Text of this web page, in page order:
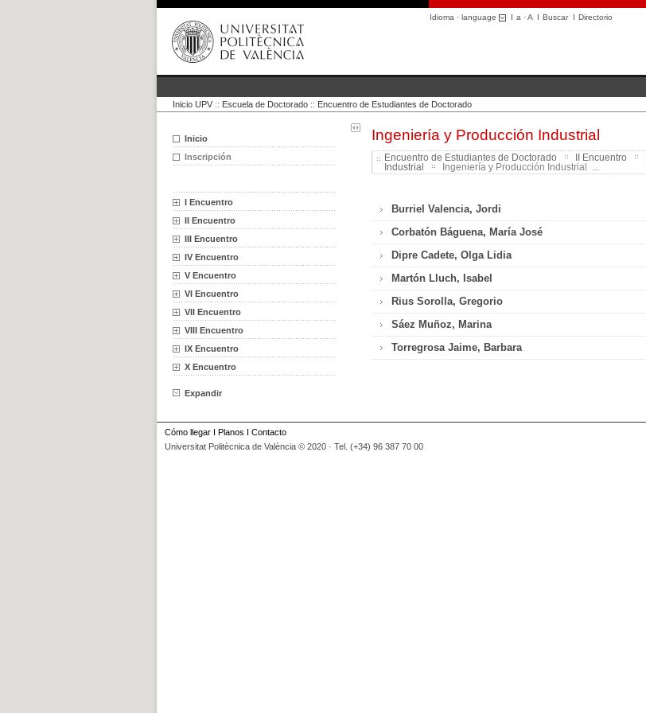
Idioma · language I a ·A I BuscarI Directorio
Inicio UPV :: Escuela de Doctorado :: Encuentro de Estudiantes de Doctorado
Inicio
Inscripción
I Encuentro
II Encuentro
III Encuentro
IV Encuentro
V Encuentro
VI Encuentro
VII Encuentro
VIII Encuentro
IX Encuentro
X Encuentro
Expandir
Ingeniería y Producción Industrial
Encuentro de Estudiantes de Doctorado II Encuentro
Industrial
Ingeniería y Producción Industrial ...
Burriel Valencia, Jordi
Corbatón Báguena, María José
Dipre Cadete, Olga Lidia
Martón Lluch, Isabel
Rius Sorolla, Gregorio
Sáez Muñoz, Marina
Torregrosa Jaime, Barbara
Cómo llegar I Planos I Contacto
Universitat Politècnica de València © 2020 · Tel. (+34) 96 387 70 00